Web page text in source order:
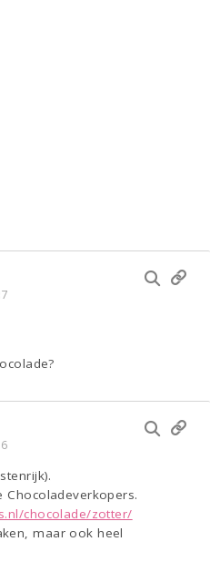
Chocoladeverkopers.
chocolade/zotter/
maar ook heel